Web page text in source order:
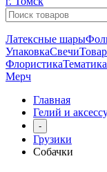
Латексные шары
УпаковкаСвечи
ФлористикаТематика
Мерч
Главная
Гелий и
-
Грузики
Собачки